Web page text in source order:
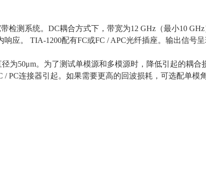
检测系统。 DC耦合方式下，带宽为12 GHz （最小10 GHz
响应。 TIA-1200配有FC或FC / APC光纤插座。输出信号
径为50μm。为了测试单模源和多模源时，降低引起的耦合
/ PC连接器引起。如果需要更高的回波损耗，可选配单模